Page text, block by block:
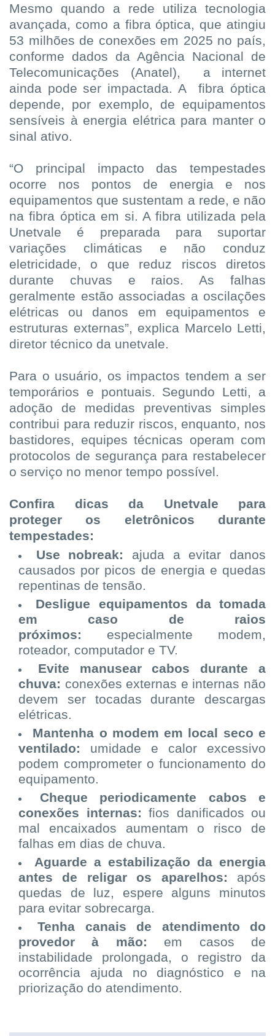
Mesmo quando a rede utiliza tecnologia
avançada, como a fibra óptica, que atingiu
53 milhões de conexões em 2025 no país,
conforme dados da Agência Nacional de
Telecomunicações (Anatel), a internet
ainda pode ser impactada. A fibra óptica
depende, por exemplo, de equipamentos
sensíveis à energia elétrica para manter o
sinal ativo.
“O principal impacto das tempestades
ocorre nos pontos de energia e nos
equipamentos que sustentam a rede, e não
na fibra óptica em si. A fibra utilizada pela
Unetvale é preparada para suportar
variações climáticas e não conduz
eletricidade, o que reduz riscos diretos
durante chuvas e raios. As falhas
geralmente estão associadas a oscilações
elétricas ou danos em equipamentos e
estruturas externas”, explica Marcelo Letti,
diretor técnico da unetvale.
Para o usuário, os impactos tendem a ser
temporários e pontuais. Segundo Letti, a
adoção de medidas preventivas simples
contribui para reduzir riscos, enquanto, nos
bastidores, equipes técnicas operam com
protocolos de segurança para restabelecer
o serviço no menor tempo possível.
Confira dicas da Unetvale para
proteger os eletrônicos durante
tempestades:
Use nobreak: ajuda a evitar danos
causados por picos de energia e quedas
repentinas de tensão.
Desligue equipamentos da tomada
em caso de raios
próximos: especialmente modem,
roteador, computador e TV.
Evite manusear cabos durante a
chuva: conexões externas e internas não
devem ser tocadas durante descargas
elétricas.
Mantenha o modem em local seco e
ventilado: umidade e calor excessivo
podem comprometer o funcionamento do
equipamento.
Cheque periodicamente cabos e
conexões internas: fios danificados ou
mal encaixados aumentam o risco de
falhas em dias de chuva.
Aguarde a estabilização da energia
antes de religar os aparelhos: após
quedas de luz, espere alguns minutos
para evitar sobrecarga.
Tenha canais de atendimento do
provedor à mão: em casos de
instabilidade prolongada, o registro da
ocorrência ajuda no diagnóstico e na
priorização do atendimento.